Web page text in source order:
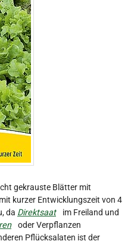
gekrauste Blätter mit
mit kurzer Entwicklungszeit von 4
da Direktsaat
im Freiland und
oder Verpflanzen
Pflücksalaten ist der